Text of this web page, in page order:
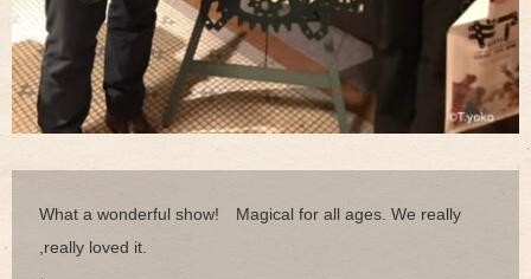
What a wonderful show! Magical for all ages. We really
,really loved it.